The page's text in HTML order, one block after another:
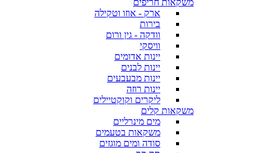
משקאות חריפים
ארק - אוזו וטקילה
בירות
וודקה - גין ורום
וויסקי
יינות אדומים
יינות לבנים
יינות מבעבעים
יינות רוזה
ליקרים וקוקטיילים
משקאות קלים
מים מינרליים
משקאות בטעמים
סודה ומים מוגזים